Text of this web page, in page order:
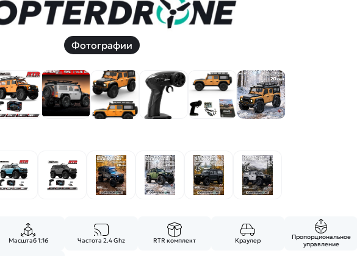
Фотографии
Масштаб 1:16 Частота 2.4 Ghz RTR комплект Краулер
Пропорциональное
управление